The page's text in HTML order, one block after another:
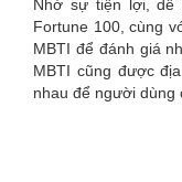
Nhờ sự tiện lợi, dễ
Fortune 100, cùng
MBTI để đánh giá
MBTI cũng được
nhau để người dùng